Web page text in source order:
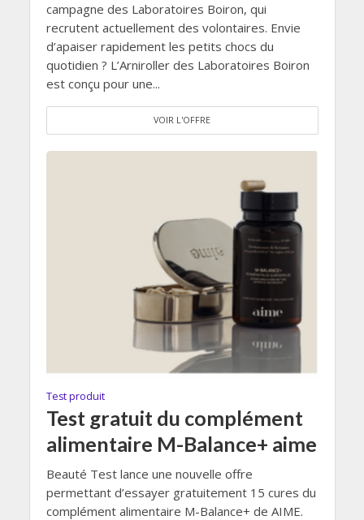
campagne des Laboratoires Boiron, qui
recrutent actuellement des volontaires. Envie
d’apaiser rapidement les petits chocs du
quotidien ? L’Arniroller des Laboratoires Boiron
est conçu pour une...
VOIR L'OFFRE
Test produit
Test gratuit du complément
alimentaire M-Balance+ aime
Beauté Test lance une nouvelle offre
permettant d’essayer gratuitement 15 cures du
complément alimentaire M-Balance+ de AIME.